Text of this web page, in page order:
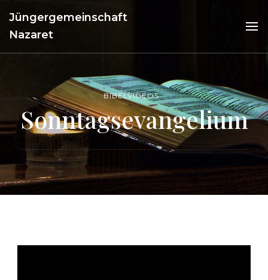
Jüngergemeinschaft
Nazaret
BIBELVIDEOS
Sonntagsevangelium